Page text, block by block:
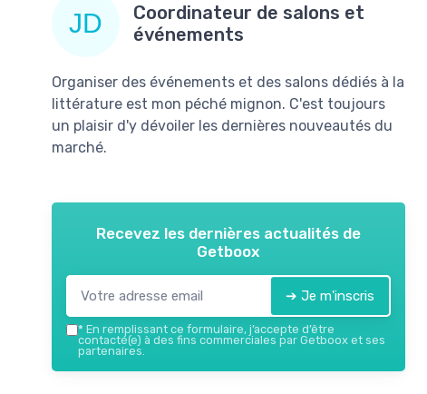
Coordinateur de salons et
événements
Organiser des événements et des salons dédiés à la
littérature est mon péché mignon. C'est toujours
un plaisir d'y dévoiler les dernières nouveautés du
marché.
Recevez les dernières actualités de
Getboox
➔ Je m'inscris
* En remplissant ce formulaire, j’accepte d’être
contacté(e) à des fins commerciales par Getboox et ses
partenaires.